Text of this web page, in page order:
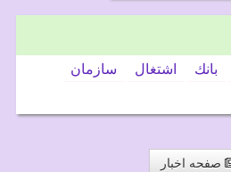
بانك اشتغال
سازمان
صفحه اخبار